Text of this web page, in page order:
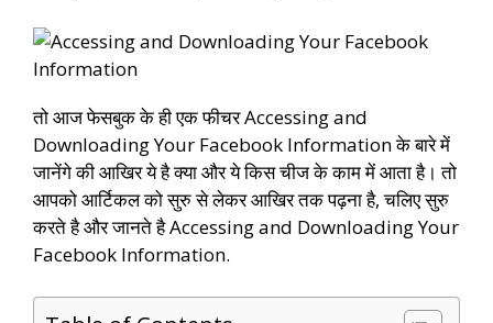
तो आज फेसबुक के ही एक फीचर Accessing and
Downloading Your Facebook Information के बारे में
जानेंगे की आखिर ये है क्या और ये किस चीज के काम में आता है। तो
आपको आर्टिकल को सुरु से लेकर आखिर तक पढ़ना है, चलिए सुरु
करते है और जानते है Accessing and Downloading Your
Facebook Information.